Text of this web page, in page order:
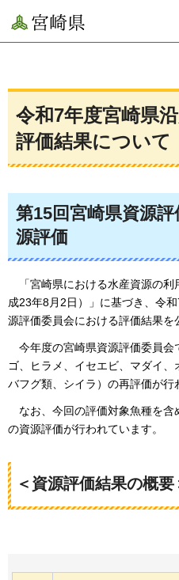
宮崎県
令和7年度宮崎県
評価結果について
第15回宮崎県資源
源評価
「宮崎県における水産資源の
成23年8月2日）」に基づき、令
源評価委員会における評価結果を
今年度の宮崎県資源評価委員
ゴ、ヒラメ、イセエビ、マダイ
バフグ類、シイラ）の再評価が行
なお 、今回の評価対象魚種を
の資源評価が行われています。
＜資源評価結果の概要